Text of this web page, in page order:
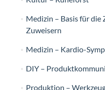
Medizin – Basis für
Zuweisern
Medizin – Kardio-
DIY –
Produktion –